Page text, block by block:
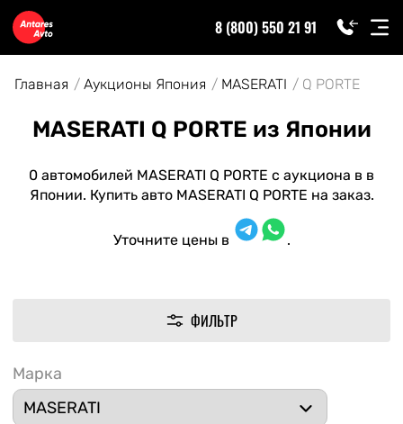
8 (800) 550 21 91
Главная Аукционы Япония MASERATI Q PORTE
MASERATI Q PORTE из Японии
0 автомобилей MASERATI Q PORTE с аукциона в в
Японии. Купить авто MASERATI Q PORTE на заказ.
Уточните цены в .
ФИЛЬТР
Марка